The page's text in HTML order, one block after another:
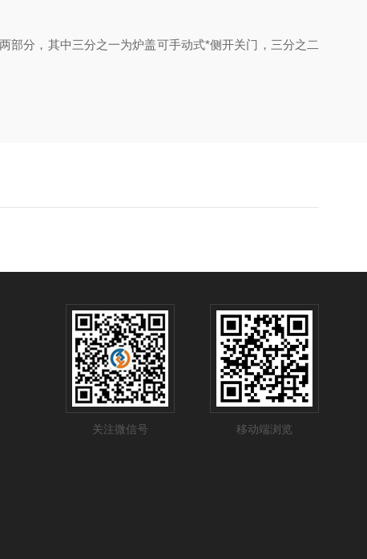
分，其中三分之一为炉盖可手动式*侧开关门，三分之二
关注微信号 移动端浏览